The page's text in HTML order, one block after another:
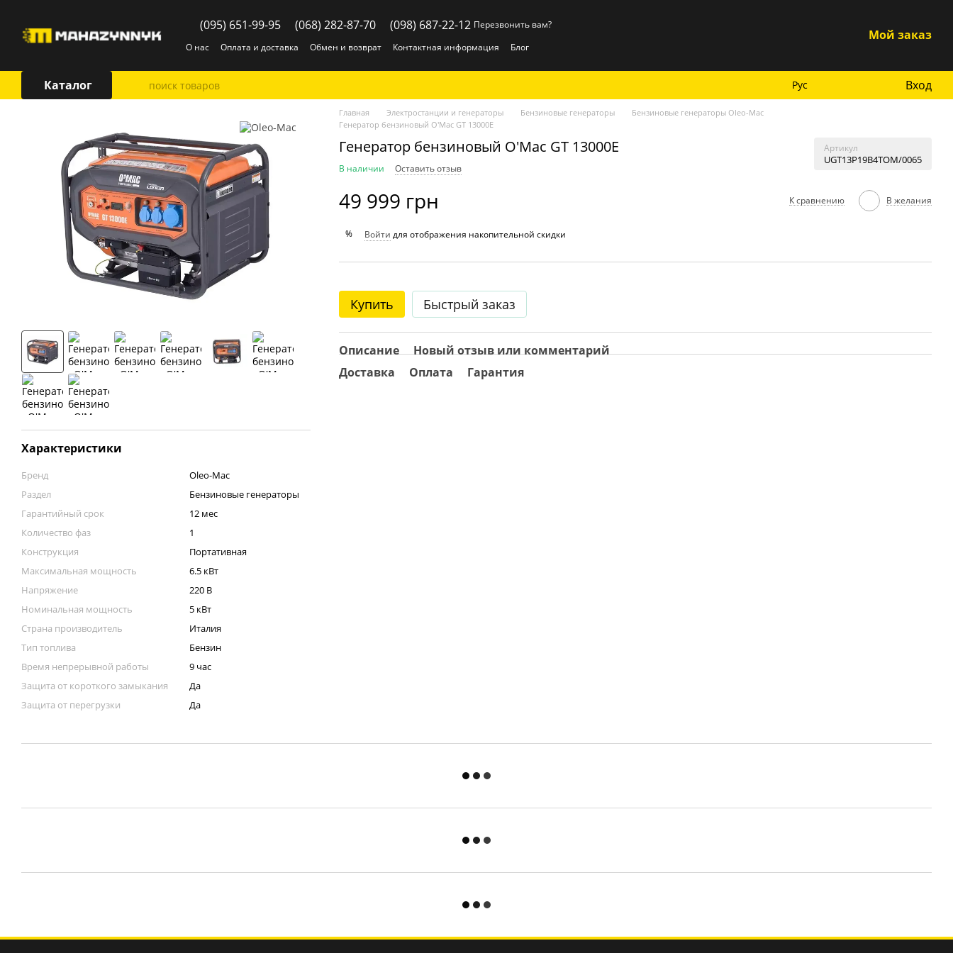
(095) 651-99-95 (068) 282-87-70 (098) 687-22-12 Перезвонить вам?
О нас
Оплата и доставка Обмен и возврат Контактная информация Блог
Мой заказ
Каталог Рус Вход
Характеристики
Бренд
Oleo-Mac
Раздел
Бензиновые генераторы
Гарантийный срок
12 мес
Количество фаз
1
Конструкция
Портативная
Максимальная мощность
6.5 кВт
Напряжение
220 В
Номинальная мощность
5 кВт
Страна производитель
Италия
Тип топлива
Бензин
Время непрерывной работы
9 час
Защита от короткого замыкания
Да
Защита от перегрузки
Да
Главная Электростанции и генераторы Бензиновые генераторы
Бензиновые генераторы Oleo-Mac
Генератор бензиновый O'Mac GT 13000E
Генератор бензиновый O'Mac GT 13000E Артикул
UGT13P19B4TOM/0065
В наличии Оставить отзыв
49 999 грн К сравнению В желания
% Войти для отображения накопительной скидки
Купить Быстрый заказ
Описание
Новый отзыв или комментарий
Доставка
Оплата Гарантия